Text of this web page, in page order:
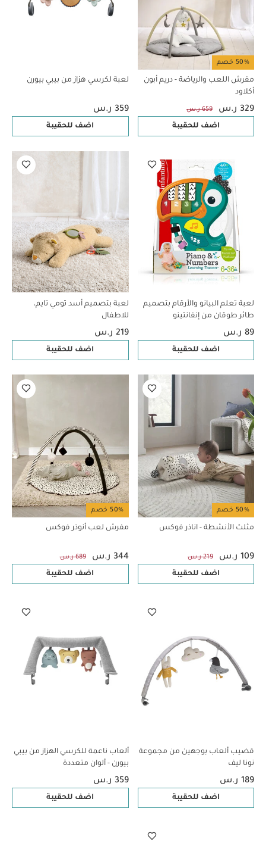
50% خصم
مفرش اللعب والرياضة - دريم أبون
أكلاود
329 ر.س 659 ر.س
اضف للحقيبة
لعبة لكرسي هزاز من بيبي بيورن
359 ر.س
اضف للحقيبة
لعبة تعلم البيانو والأرقام بتصميم
طائر طوقان من إنفانتينو
89 ر.س
اضف للحقيبة
لعبة بتصميم أسد تومي تايم،
للاطفال
219 ر.س
اضف للحقيبة
50% خصم
مثلث الأنشطة - اناذر فوكس
109 ر.س 219 ر.س
اضف للحقيبة
50% خصم
مفرش لعب أنوذر فوكس
344 ر.س 689 ر.س
اضف للحقيبة
قضيب ألعاب بوجهين من مجموعة
نونا ليف
189 ر.س
اضف للحقيبة
ألعاب ناعمة للكرسي الهزاز من بيبي
بيورن - ألوان متعددة
359 ر.س
اضف للحقيبة